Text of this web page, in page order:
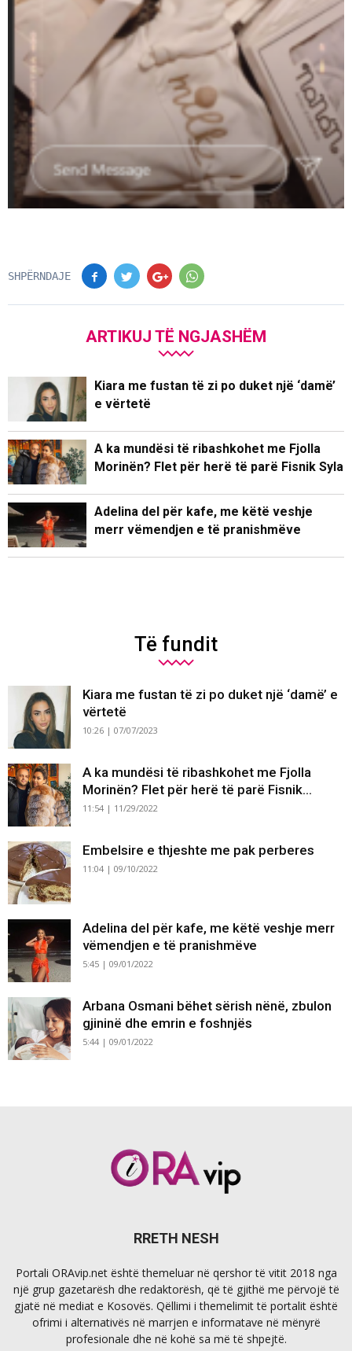
SHPËRNDAJE
ARTIKUJ TË NGJASHËM
Kiara me fustan të zi po duket një ‘damë’
e vërtetë
A ka mundësi të ribashkohet me Fjolla
Morinën? Flet për herë të parë Fisnik Syla
Adelina del për kafe, me këtë veshje
merr vëmendjen e të pranishmëve
Të fundit
Kiara me fustan të zi po duket një ‘damë’ e
vërtetë
10:26 | 07/07/2023
A ka mundësi të ribashkohet me Fjolla
Morinën? Flet për herë të parë Fisnik...
11:54 | 11/29/2022
Embelsire e thjeshte me pak perberes
11:04 | 09/10/2022
Adelina del për kafe, me këtë veshje merr
vëmendjen e të pranishmëve
5:45 | 09/01/2022
Arbana Osmani bëhet sërish nënë, zbulon
gjininë dhe emrin e foshnjës
5:44 | 09/01/2022
RRETH NESH
Portali ORAvip.net është themeluar në qershor të vitit 2018 nga
një grup gazetarësh dhe redaktorësh, që të gjithë me përvojë të
gjatë në mediat e Kosovës. Qëllimi i themelimit të portalit është
ofrimi i alternativës në marrjen e informatave në mënyrë
profesionale dhe në kohë sa më të shpejtë.